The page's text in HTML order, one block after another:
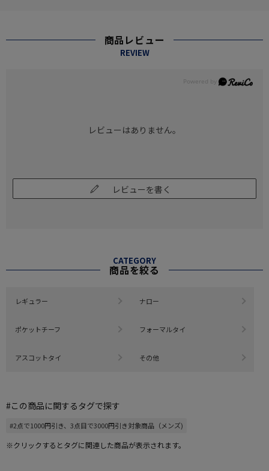
商品レビュー
REVIEW
レビューはありません。
レビューを書く
CATEGORY
商品を絞る
レギュラー ナロー
ポケットチーフ フォーマルタイ
アスコットタイ その他
#この商品に関するタグで探す
#2点で1000円引き、3点目で3000円引き対象商品（メンズ)
※クリックするとタグに関連した商品が表示されます。